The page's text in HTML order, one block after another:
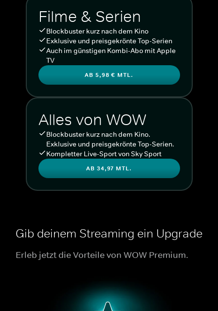
Filme & Serien
Blockbuster kurz nach dem Kino
Exklusive und preisgekrönte Top-Serien
Auch im günstigen Kombi-Abo mit Apple
TV
AB 5,98 € MTL.
Alles von WOW
Blockbuster kurz nach dem Kino.
Exklusive und preisgekrönte Top-Serien.
Kompletter Live-Sport von Sky Sport
AB 34,97 MTL.
Gib deinem Streaming ein Upgrade
Erleb jetzt die Vorteile von WOW Premium.